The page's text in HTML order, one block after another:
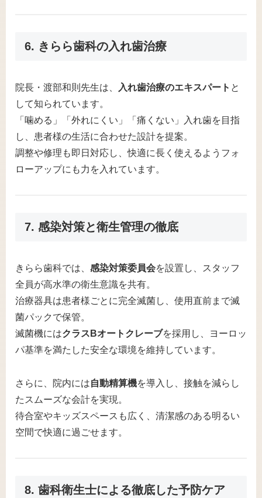
6. きらら歯科の入れ歯治療
院長・渡部和則先生は、 入れ歯治療のエキスパート と
して知られています。
「噛める」「外れにくい」「痛くない」入れ歯を目指
し、患者様の生活に合わせた設計を提案。
調整や修理も即日対応し、快適に長く使えるようフォ
ローアップにも力を入れています。
7. 感染対策と衛生管理の徹底
きらら歯科では、 感染対策委員会を設置し、スタッフ
全員が高水準の衛生意識を共有。
治療器具は患者様ごとに完全滅菌し、使用直前まで滅
菌パックで保管。
滅菌機にはクラスBオートクレーブを採用し、ヨーロッ
パ基準を満たした安全な環境を維持しています。
さらに、院内には自動精算機を導入し、接触を減らし
たスムーズな会計を実現。
待合室やキッズスペースも広く、清潔感のある明るい
空間で快適に過ごせます。
8. 歯科衛生士による徹底した予防ケア